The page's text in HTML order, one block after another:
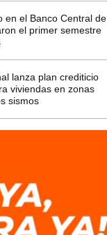
en el Banco Central de
el primer semestre
lanza plan crediticio
viviendas en zonas
sismos